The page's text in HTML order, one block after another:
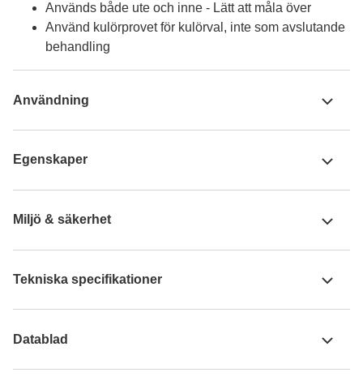
Används både ute och inne - Lätt att måla över
Använd kulörprovet för kulörval, inte som avslutande
behandling
Användning
Egenskaper
Miljö & säkerhet
Tekniska specifikationer
Datablad